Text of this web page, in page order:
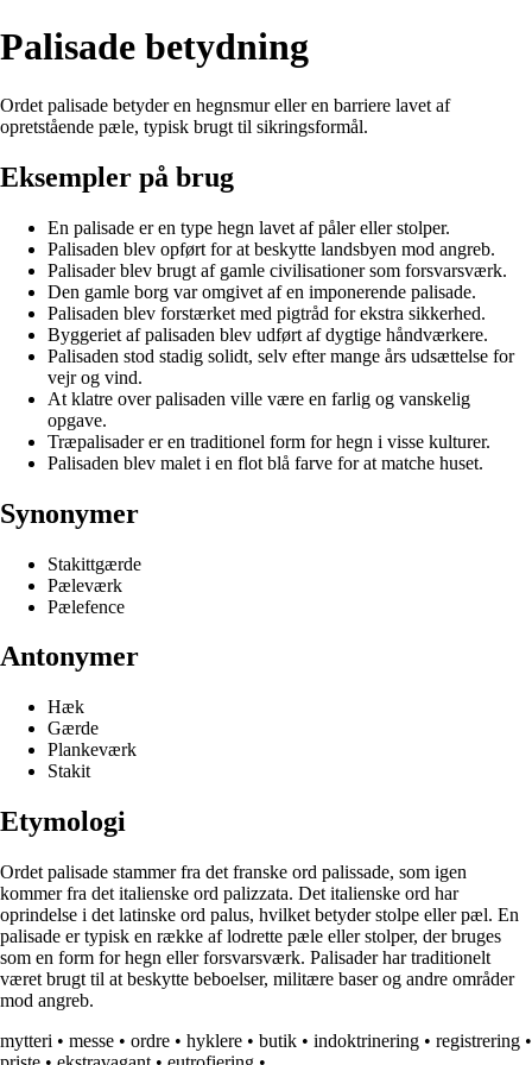
Palisade betydning
Ordet palisade betyder en hegnsmur eller en barriere lavet af
opretstående pæle, typisk brugt til sikringsformål.
Eksempler på brug
En palisade er en type hegn lavet af påler eller stolper.
Palisaden blev opført for at beskytte landsbyen mod angreb.
Palisader blev brugt af gamle civilisationer som forsvarsværk.
Den gamle borg var omgivet af en imponerende palisade.
Palisaden blev forstærket med pigtråd for ekstra sikkerhed.
Byggeriet af palisaden blev udført af dygtige håndværkere.
Palisaden stod stadig solidt, selv efter mange års udsættelse for
vejr og vind.
At klatre over palisaden ville være en farlig og vanskelig
opgave.
Træpalisader er en traditionel form for hegn i visse kulturer.
Palisaden blev malet i en flot blå farve for at matche huset.
Synonymer
Stakittgærde
Pæleværk
Pælefence
Antonymer
Hæk
Gærde
Plankeværk
Stakit
Etymologi
Ordet palisade stammer fra det franske ord palissade, som igen
kommer fra det italienske ord palizzata. Det italienske ord har
oprindelse i det latinske ord palus, hvilket betyder stolpe eller pæl. En
palisade er typisk en række af lodrette pæle eller stolper, der bruges
som en form for hegn eller forsvarsværk. Palisader har traditionelt
været brugt til at beskytte beboelser, militære baser og andre områder
mod angreb.
mytteri • messe • ordre • hyklere • butik • indoktrinering • registrering •